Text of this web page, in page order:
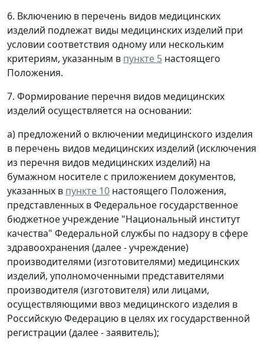
6. Включению в перечень видов медицинских
изделий подлежат виды медицинских изделий при
условии соответствия одному или нескольким
критериям, указанным в пункте 5 настоящего
Положения.
7. Формирование перечня видов медицинских
изделий осуществляется на основании:
а) предложений о включении медицинского изделия
в перечень видов медицинских изделий (исключения
из перечня видов медицинских изделий) на
бумажном носителе с приложением документов,
указанных в пункте 10 настоящего Положения,
представленных в Федеральное государственное
бюджетное учреждение "Национальный институт
качества" Федеральной службы по надзору в сфере
здравоохранения (далее - учреждение)
производителями (изготовителями) медицинских
изделий, уполномоченными представителями
производителя (изготовителя) или лицами,
осуществляющими ввоз медицинского изделия в
Российскую Федерацию в целях их государственной
регистрации (далее - заявитель);